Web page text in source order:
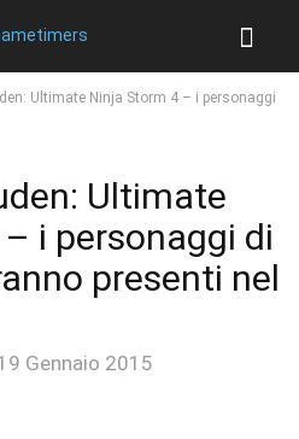
Ultimate Ninja Storm 4 – i personaggi
Ultimate
i personaggi di
presenti nel
Gennaio 2015